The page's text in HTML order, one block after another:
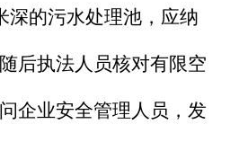
深的污水处理池，应纳
后执法人员核对有限空
企业安全管理人员，发